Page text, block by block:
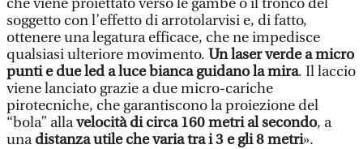
che viene proiettato verso le gambe o il tronco del
soggetto con l’effetto di arrotolarvisi e, di fatto,
ottenere una legatura efficace, che ne impedisce
qualsiasi ulteriore movimento. Un laser verde a micro
punti e due led a luce bianca guidano la mira. Il laccio
viene lanciato grazie a due micro-cariche
pirotecniche, che garantiscono la proiezione del
“bola” allavelocità di circa 160 metri al secondo, a
unadistanza utile che varia tra i 3 e gli 8 metri».